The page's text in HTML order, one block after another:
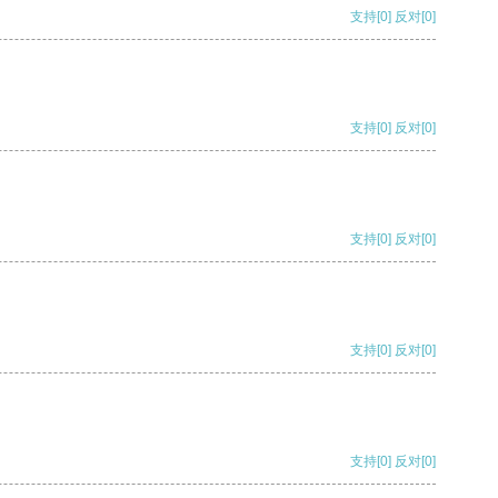
支持[0] 反对[0]
支持[0] 反对[0]
支持[0] 反对[0]
支持[0] 反对[0]
支持[0] 反对[0]